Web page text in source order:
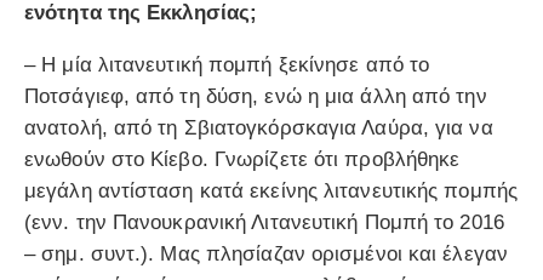
ενότητα της Εκκλησίας;
– Η μία λιτανευτική πομπή ξεκίνησε από το
Ποτσάγιεφ, από τη δύση, ενώ η μια άλλη από την
ανατολή, από τη Σβιατογκόρσκαγια Λαύρα, για να
ενωθούν στο Κίεβο. Γνωρίζετε ότι προβλήθηκε
μεγάλη αντίσταση κατά εκείνης λιτανευτικής πομπής
(ενν. την Πανουκρανική Λιτανευτική Πομπή το 2016
– σημ. συντ.). Μας πλησίαζαν ορισμένοι και έλεγαν